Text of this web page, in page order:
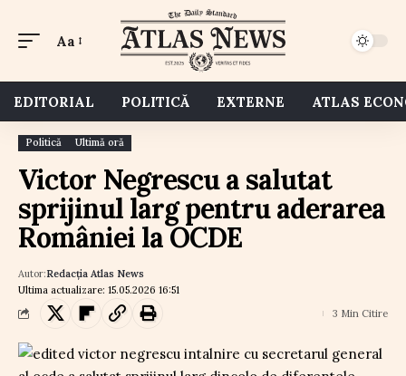
Aa
EDITORIAL POLITICĂ EXTERNE ATLAS
Politică Ultimă oră
Victor Negrescu a salutat
sprijinul larg pentru aderarea
României la OCDE
Ultima actualizare: 15.05.2026 16:51
Autor:Redacția Atlas News
3 Min Citire